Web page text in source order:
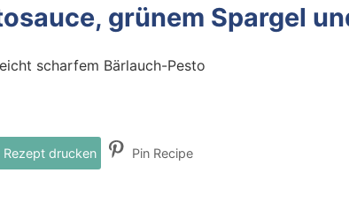
grünem Spargel
scharfem Bärlauch-Pesto
Rezept drucken Pin Recipe